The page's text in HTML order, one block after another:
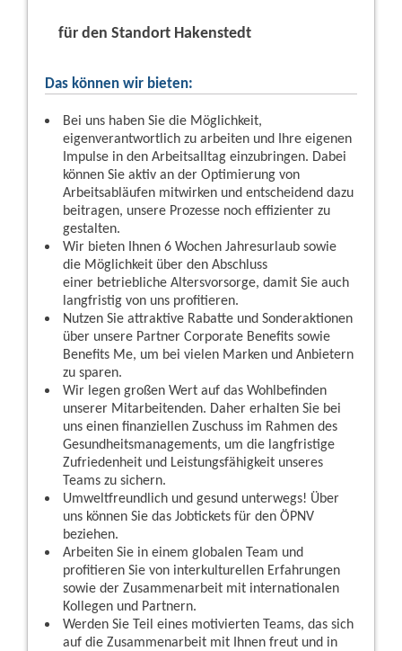
für den Standort Hakenstedt
Das können wir bieten:
Bei uns haben Sie die Möglichkeit,
eigenverantwortlich zu arbeiten und Ihre eigenen
Impulse in den Arbeitsalltag einzubringen. Dabei
können Sie aktiv an der Optimierung von
Arbeitsabläufen mitwirken und entscheidend dazu
beitragen, unsere Prozesse noch effizienter zu
gestalten.
Wir bieten Ihnen 6 Wochen Jahresurlaub sowie
die Möglichkeit über den Abschluss
einer betriebliche Altersvorsorge, damit Sie auch
langfristig von uns profitieren.
Nutzen Sie attraktive Rabatte und Sonderaktionen
über unsere Partner Corporate Benefits sowie
Benefits Me, um bei vielen Marken und Anbietern
zu sparen.
Wir legen großen Wert auf das Wohlbefinden
unserer Mitarbeitenden. Daher erhalten Sie bei
uns einen finanziellen Zuschuss im Rahmen des
Gesundheitsmanagements, um die langfristige
Zufriedenheit und Leistungsfähigkeit unseres
Teams zu sichern.
Umweltfreundlich und gesund unterwegs! Über
uns können Sie das Jobtickets für den ÖPNV
beziehen.
Arbeiten Sie in einem globalen Team und
profitieren Sie von interkulturellen Erfahrungen
sowie der Zusammenarbeit mit internationalen
Kollegen und Partnern.
Werden Sie Teil eines motivierten Teams, das sich
auf die Zusammenarbeit mit Ihnen freut und in